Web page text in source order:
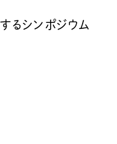
るシンポジウム